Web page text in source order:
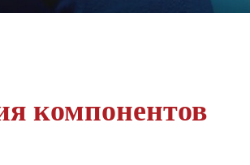
компонентов